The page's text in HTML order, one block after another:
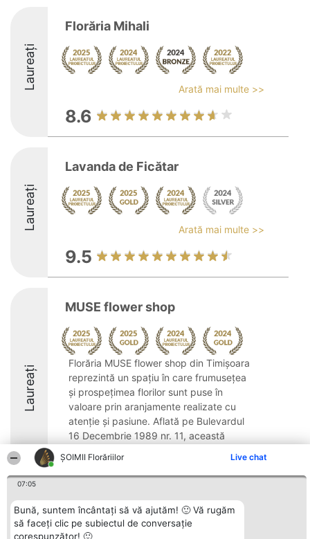
ȘOIMII Florăriilor Live chat
07:05
Bună, suntem încântați să vă ajutăm! 🙂 Vă rugăm
să faceți clic pe subiectul de conversație
corespunzător! 🙂
Laureați
Florăria Mihali
Arată mai multe >>
8.6
Laureați
Lavanda de Ficătar
Arată mai multe >>
9.5
Laureați
MUSE flower shop
Florăria MUSE flower shop din Timișoara
reprezintă un spațiu în care frumusețea
și prospețimea florilor sunt puse în
valoare prin aranjamente realizate cu
atenție și pasiune. Aflată pe Bulevardul
16 Decembrie 1989 nr. 11, această
9.5
Organizator Ranking
BRIGHT SOLUTIONS BR SRL
Plebiscyt